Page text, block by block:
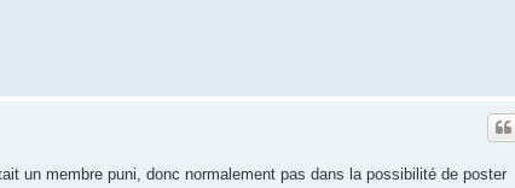
un membre puni, donc normalement pas dans la possibilité de poster